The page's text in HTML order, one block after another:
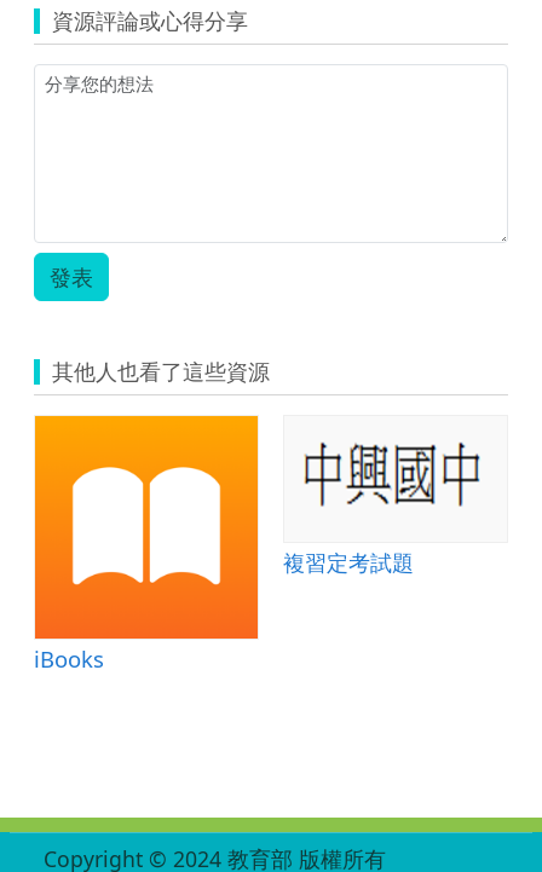
資源評論或心得分享
發表
其他人也看了這些資源
iBooks
複習定考試題
Copyright © 2024 教育部 版權所有